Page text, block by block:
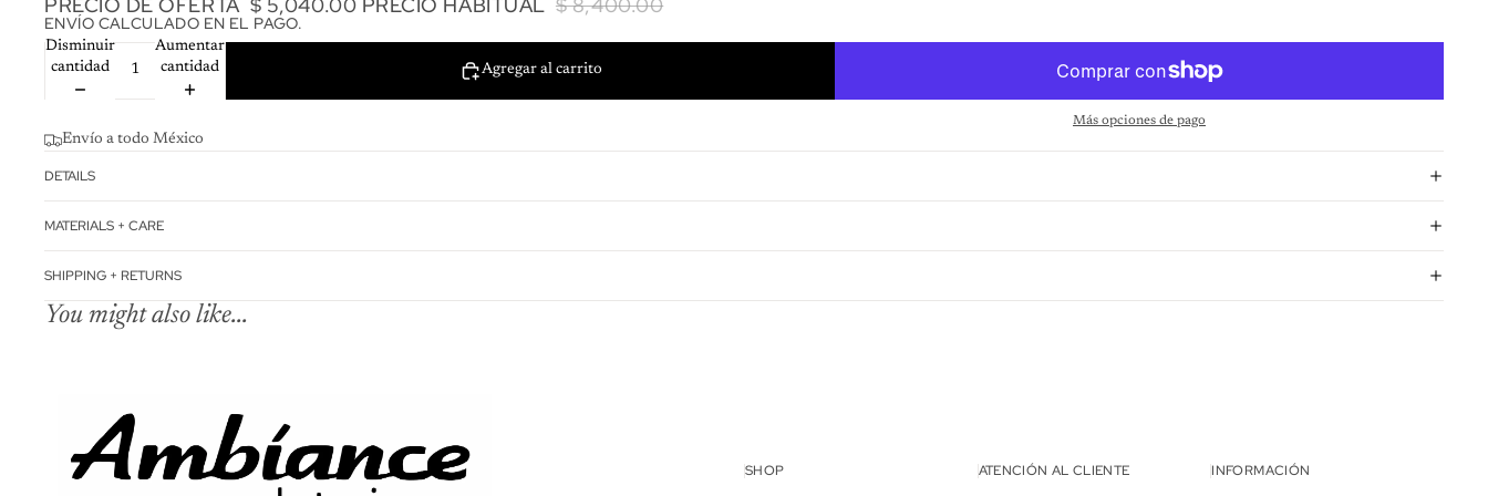
ENVÍO CALCULADO EN EL PAGO.
Disminuir
cantidad
Aumentar
cantidad
Agregar al carrito
Más opciones de pago
Envío a todo México
DETAILS
MATERIALS + CARE
SHIPPING + RETURNS
You might also like...
SHOP ATENCIÓN AL CLIENTE INFORMACIÓN
Política de reembolso
Política de privacidad